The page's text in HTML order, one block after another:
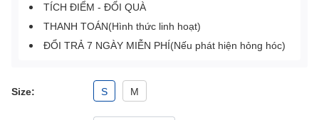
TÍCH ĐIỂM - ĐỔI QUÀ
THANH TOÁN(Hình thức linh hoạt)
ĐỔI TRẢ 7 NGÀY MIỄN PHÍ(Nếu phát hiện hỏng hóc)
Size: S M